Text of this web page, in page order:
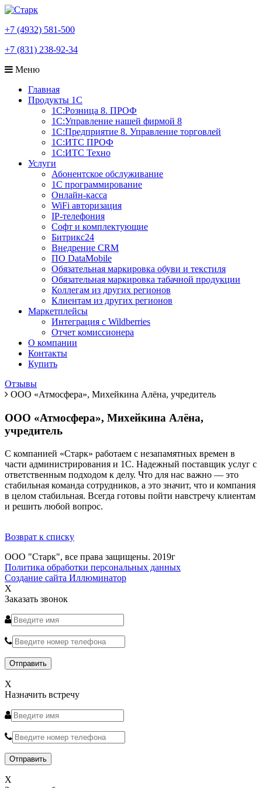
+7 (4932) 581-500
+7 (831) 238-92-34
Меню
Главная
Продукты 1С
1С:Розница 8. ПРОФ
1С:Управление нашей фирмой 8
1С:Предприятие 8. Управление торговлей
1С:ИТС ПРОФ
1С:ИТС Техно
Услуги
Абонентское обслуживание
1С программирование
Онлайн-касса
WiFi авторизация
IP-телефония
Софт и комплектующие
Битрикс24
Внедрение CRM
ПО DataMobile
Обязательная маркировка обуви и текстиля
Обязательная маркировка табачной продукции
Коллегам из других регионов
Клиентам из других регионов
Маркетплейсы
Интеграция с Wildberries
Отчет комиссионера
О компании
Контакты
Купить
Отзывы
ООО «Атмосфера», Михейкина Алёна, учредитель
ООО «Атмосфера», Михейкина Алёна,
учредитель
С компанией «Старк» работаем с незапамятных времен в
части администрирования и 1С. Надежный поставщик услуг с
ответственным подходом к делу. Что для нас важно — это
стабильная команда сотрудников, а это значит, что и компания
в целом стабильная. Всегда готовы пойти навстречу клиентам
и решить любой вопрос.
Возврат к списку
ООО "Старк", все права защищены. 2019г
Политика обработки персональных данных
Создание сайта Иллюминатор
X
Заказать звонок
X
Назначить встречу
X